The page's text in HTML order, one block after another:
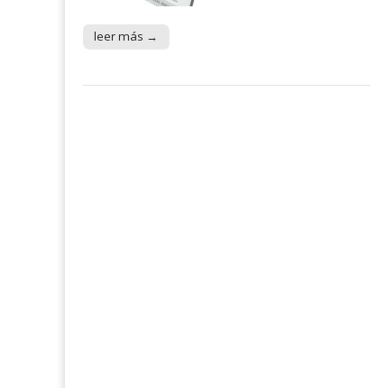
leer más →